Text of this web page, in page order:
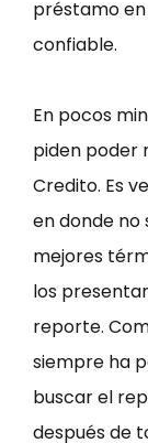
préstamo
confiable.
En pocos
piden poder
Credito. Es
en donde no
mejores
los
reporte.
siempre ha
buscar el
después de